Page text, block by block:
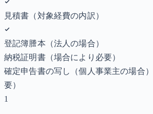
見積書（対象経費の内訳）
登記簿謄本（法人の場合）
納税証明書（場合により必要）
確定申告書の写し（個人事業主の場合）
要）
1